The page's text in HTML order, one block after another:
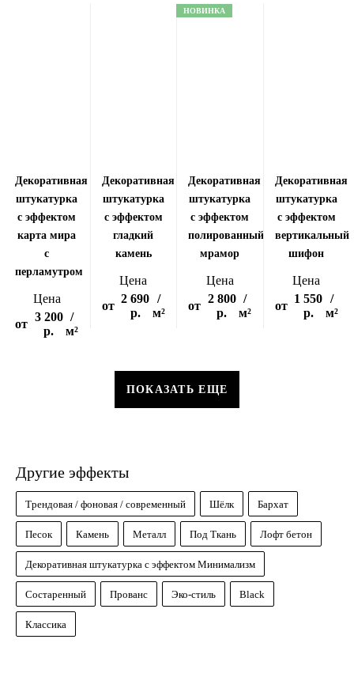
Декоративная
штукатурка
с эффектом
карта мира
с
перламутром
Цена
от
3 200
р.
/
м²
Декоративная
штукатурка
с эффектом
гладкий
камень
Цена
от
2 690
р.
/
м²
НОВИНКА
Декоративная
штукатурка
с эффектом
полированный
мрамор
Цена
от
2 800
р.
/
м²
Декоративная
штукатурка
с эффектом
вертикальный
шифон
Цена
от
1 550
р.
/
м²
ПОКАЗАТЬ ЕЩЕ
Другие эффекты
Трендовая / фоновая / современный Шёлк Бархат
Песок Камень Металл Под Ткань Лофт бетон
Декоративная штукатурка с эффектом Минимализм
Состаренный Прованс Эко-стиль Black
Классика